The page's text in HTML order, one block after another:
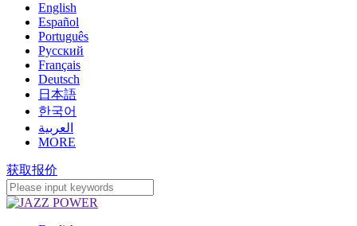
English
Español
Português
Pусский
Français
Deutsch
日本語
한국어
العربية
MORE
获取报价